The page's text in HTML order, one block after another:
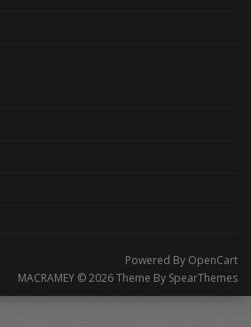
Powered By OpenCart
MACRAMEY © 2026 Theme By SpearThemes